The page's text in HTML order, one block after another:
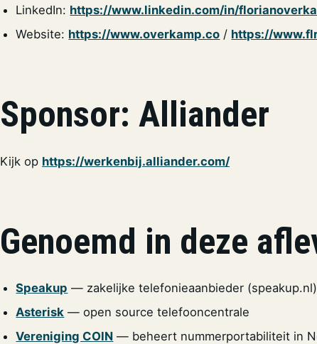
LinkedIn: https://www.linkedin.com/in/
Website: https://www.overkamp.co / https://
Sponsor: Alliander
Kijk op https://werkenbij.alliander.com/
Genoemd in deze
Speakup — zakelijke telefonieaanbieder (speakup.nl)
Asterisk — open source telefooncentrale
Vereniging COIN — beheert nummerportabiliteit in